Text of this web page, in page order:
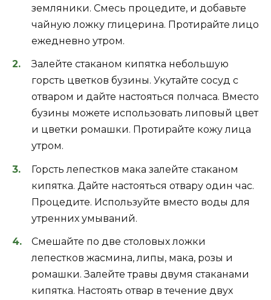
земляники. Смесь процедите, и добавьте
чайную ложку глицерина. Протирайте лицо
ежедневно утром.
Залейте стаканом кипятка небольшую
горсть цветков бузины. Укутайте сосуд с
отваром и дайте настояться полчаса. Вместо
бузины можете использовать липовый цвет
и цветки ромашки. Протирайте кожу лица
утром.
Горсть лепестков мака залейте стаканом
кипятка. Дайте настояться отвару один час.
Процедите. Используйте вместо воды для
утренних умываний.
Смешайте по две столовых ложки
лепестков жасмина, липы, мака, розы и
ромашки. Залейте травы двумя стаканами
кипятка. Настоять отвар в течение двух